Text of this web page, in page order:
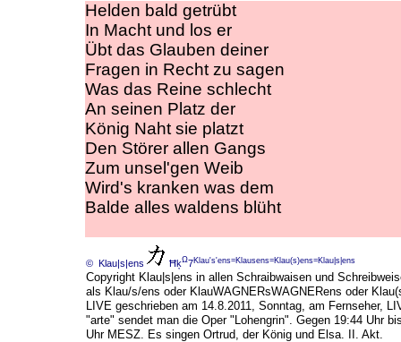
Helden bald getrübt
In Macht und los er
Übt das Glauben deiner
Fragen in Recht zu sagen
Was das Reine schlecht
An seinen Platz der
König Naht sie platzt
Den Störer allen Gangs
Zum unsel'gen Weib
Wird's kranken was dem
Balde alles waldens blüht
© Klau|s|ens ĦķΩ7Klau's'ens=Klausens=Klau(s)ens=Klau|s|ens
Copyright Klau|s|ens in allen Schraibwaisen und
als Klau/s/ens oder KlauWAGNERsWAGNERens oder
LIVE geschrieben am 14.8.2011, Sonntag, am Fernseher,
"arte" sendet man die Oper "Lohengrin". Gegen 19:44 Uhr
Uhr MESZ. Es singen Ortrud, der König und Elsa. II. Akt.